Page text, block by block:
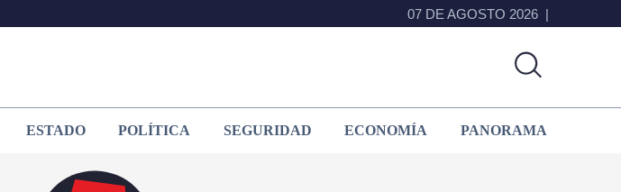
07 DE AGOSTO 2026
ESTADO POLÍTICA SEGURIDAD ECONOMÍA PANORAMA